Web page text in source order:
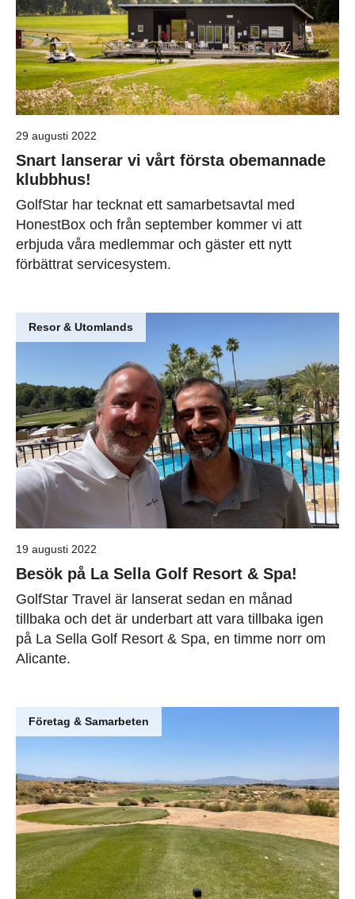
29 augusti 2022
Snart lanserar vi vårt första obemannade
klubbhus!
GolfStar har tecknat ett samarbetsavtal med
HonestBox och från september kommer vi att
erbjuda våra medlemmar och gäster ett nytt
förbättrat servicesystem.
Resor & Utomlands
19 augusti 2022
Besök på La Sella Golf Resort & Spa!
GolfStar Travel är lanserat sedan en månad
tillbaka och det är underbart att vara tillbaka igen
på La Sella Golf Resort & Spa, en timme norr om
Alicante.
Företag & Samarbeten